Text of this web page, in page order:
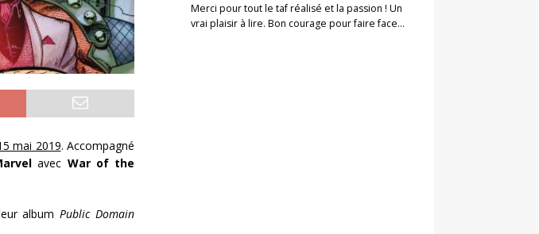
mai 2019. Accompagné
avec War of the
albumPublic Domain
Merci pour tout le taf réalisé et la passion ! Un
vrai plaisir à lire. Bon courage pour faire face…